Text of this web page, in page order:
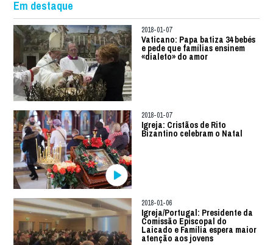
Em destaque
2018-01-07
Vaticano: Papa batiza 34 bebés
e pede que famílias ensinem
«dialeto» do amor
2018-01-07
Igreja: Cristãos de Rito
Bizantino celebram o Natal
2018-01-06
Igreja/Portugal: Presidente da
Comissão Episcopal do
Laicado e Família espera maior
atenção aos jovens